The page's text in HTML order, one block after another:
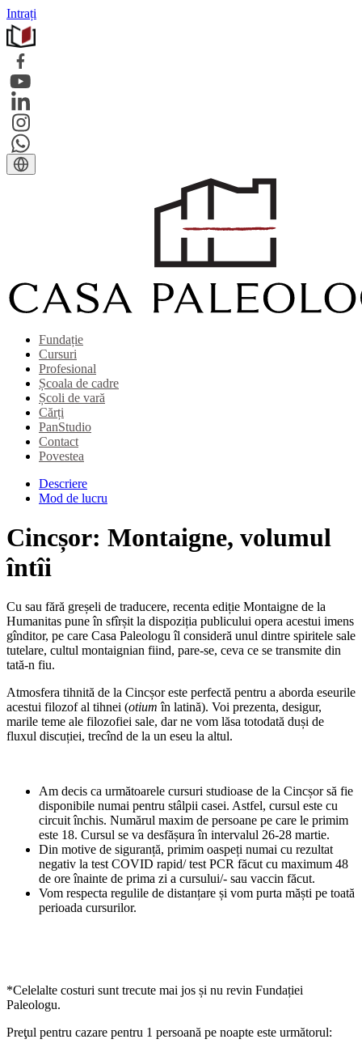
Intrați
Fundație
Cursuri
Profesional
Școala de cadre
Școli de vară
Cărți
PanStudio
Contact
Povestea
Descriere
Mod de lucru
Cincșor: Montaigne, volumul
întîi
Cu sau fără greșeli de traducere, recenta ediție Montaigne de la
Humanitas pune în sfîrșit la dispoziția publicului opera acestui imens
gînditor, pe care Casa Paleologu îl consideră unul dintre spiritele sale
tutelare, cultul montaignian fiind, pare-se, ceva ce se transmite din
tată-n fiu.
Atmosfera tihnită de la Cincșor este perfectă pentru a aborda eseurile
acestui filozof al tihnei (otium în latină). Voi prezenta, desigur,
marile teme ale filozofiei sale, dar ne vom lăsa totodată duși de
fluxul discuției, trecînd de la un eseu la altul.
Am decis ca următoarele cursuri studioase de la Cincșor să fie
disponibile numai pentru stâlpii casei. Astfel, cursul este cu
circuit închis. Numărul maxim de persoane pe care le primim
este 18. Cursul se va desfășura în intervalul 26-28 martie.
Din motive de siguranță, primim oaspeți numai cu rezultat
negativ la test COVID rapid/ test PCR făcut cu maximum 48
de ore înainte de prima zi a cursului/- sau vaccin făcut.
Vom respecta regulile de distanțare și vom purta măști pe toată
perioada cursurilor.
*Celelalte costuri sunt trecute mai jos și nu revin Fundației
Paleologu.
Preţul pentru cazare pentru 1 persoană pe noapte este următorul: